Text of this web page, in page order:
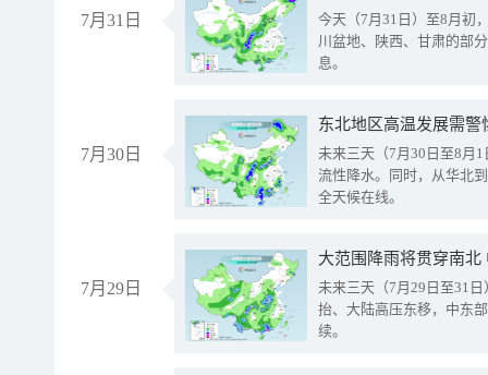
7月31日
今天（7月31日）至8月初
川盆地、陕西、甘肃的部
息。
7月30日
东北地区高温发展需
未来三天（7月30日至8月
流性降水。同时，从华北
全天候在线。
7月29日
大范围降雨将贯穿南
未来三天（7月29日至31
抬、大陆高压东移，中东
续。